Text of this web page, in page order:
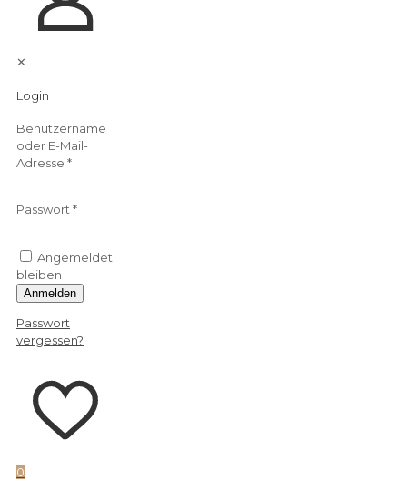
✕
Login
Benutzername
oder E-Mail-
Adresse *
Passwort *
Angemeldet
bleiben
Anmelden
Passwort
vergessen?
0